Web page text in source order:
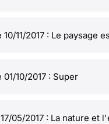
10/11/2017 : Le paysage
01/10/2017 : Super
17/05/2017 : La nature et